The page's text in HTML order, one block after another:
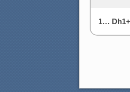
1…